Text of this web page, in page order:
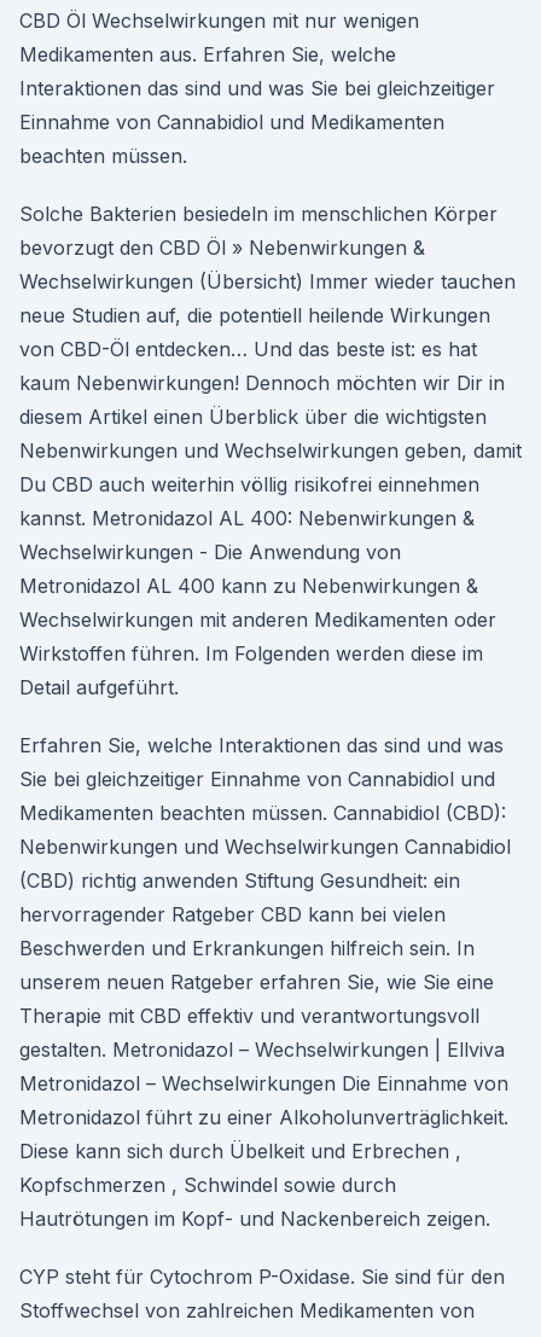
CBD Öl Wechselwirkungen mit nur wenigen
Medikamenten aus. Erfahren Sie, welche
Interaktionen das sind und was Sie bei gleichzeitiger
Einnahme von Cannabidiol und Medikamenten
beachten müssen.
Solche Bakterien besiedeln im menschlichen Körper
bevorzugt den CBD Öl » Nebenwirkungen &
Wechselwirkungen (Übersicht) Immer wieder tauchen
neue Studien auf, die potentiell heilende Wirkungen
von CBD-Öl entdecken… Und das beste ist: es hat
kaum Nebenwirkungen! Dennoch möchten wir Dir in
diesem Artikel einen Überblick über die wichtigsten
Nebenwirkungen und Wechselwirkungen geben, damit
Du CBD auch weiterhin völlig risikofrei einnehmen
kannst. Metronidazol AL 400: Nebenwirkungen &
Wechselwirkungen - Die Anwendung von
Metronidazol AL 400 kann zu Nebenwirkungen &
Wechselwirkungen mit anderen Medikamenten oder
Wirkstoffen führen. Im Folgenden werden diese im
Detail aufgeführt.
Erfahren Sie, welche Interaktionen das sind und was
Sie bei gleichzeitiger Einnahme von Cannabidiol und
Medikamenten beachten müssen. Cannabidiol (CBD):
Nebenwirkungen und Wechselwirkungen Cannabidiol
(CBD) richtig anwenden Stiftung Gesundheit: ein
hervorragender Ratgeber CBD kann bei vielen
Beschwerden und Erkrankungen hilfreich sein. In
unserem neuen Ratgeber erfahren Sie, wie Sie eine
Therapie mit CBD effektiv und verantwortungsvoll
gestalten. Metronidazol – Wechselwirkungen | Ellviva
Metronidazol – Wechselwirkungen Die Einnahme von
Metronidazol führt zu einer Alkoholunverträglichkeit.
Diese kann sich durch Übelkeit und Erbrechen ,
Kopfschmerzen , Schwindel sowie durch
Hautrötungen im Kopf- und Nackenbereich zeigen.
CYP steht für Cytochrom P-Oxidase. Sie sind für den
Stoffwechsel von zahlreichen Medikamenten von